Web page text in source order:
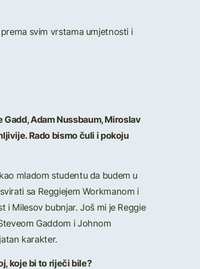
svim vrstama umjetnosti i
Adam Nussbaum, Miroslav
Rado bismo čuli i pokoju
mladom studentu da budem u
sa Reggiejem Workmanom i
i Milesov bubnjar. Još mi je Reggie
Gaddom i Johnom
karakter.
koje bi to riječi bile?